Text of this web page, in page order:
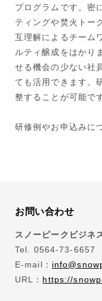
プログラムです。密
ティングや焚火トー
互理解によるチーム
ルティ醸成をはかり
せる機会の少ない社
ても活用できます。
整することが可能で
研修例やお申込みに
お問い合わせ
スノーピークビジネ
Tel. 0564-73-6657
E-mail：
URL： https://